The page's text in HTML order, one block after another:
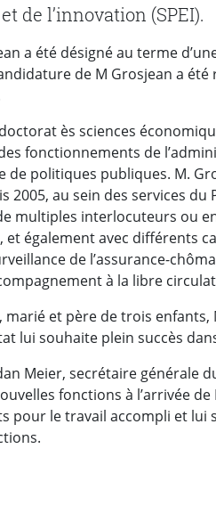
de l’innovation (SPEI).
a été désigné au terme
de M Grosjean a
ès sciences
fonctionnements de
de politiques publiques. M.
2005, au sein des services
multiples interlocuteurs ou
et également avec différents
de l’assurance-
à la libre
marié et père de trois
lui souhaite plein succès
Meier, secrétaire générale
fonctions à l’arrivée de
pour le travail accompli et lui